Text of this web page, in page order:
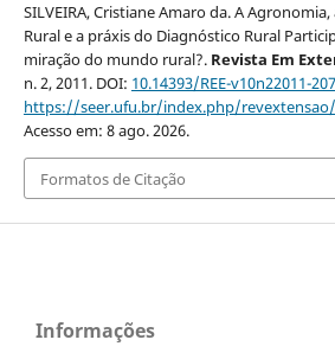
SILVEIRA, Cristiane Amaro da. A
Rural e a práxis do Diagnóstico Rural
miração do mundo rural?. Revista Em
n. 2, 2011. DOI: 10.14393/REE-v10n22011-
https://seer.ufu.br/index.php/
Acesso em: 8 ago. 2026.
Formatos de Citação
Informações